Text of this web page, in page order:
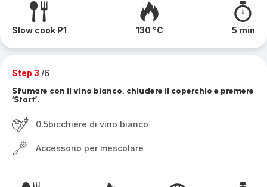
Slow cook P1 130 °C 5 min
Step 3 /6
Sfumare con il vino bianco, chiudere il coperchio e premere
‘Start’.
0.5bicchiere di vino bianco
Accessorio per mescolare